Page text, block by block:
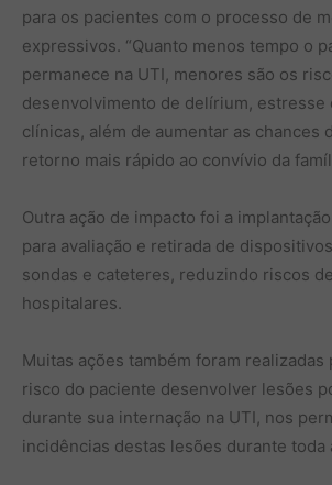
para os pacientes com o processo de
expressivos. “Quanto menos tempo o
permanece na UTI, menores são os
desenvolvimento de delírium, estresse
clínicas, além de aumentar as chances
retorno mais rápido ao convívio da
Outra ação de impacto foi a
para avaliação e retirada de
sondas e cateteres, reduzindo riscos
hospitalares.
Muitas ações também foram realizadas
risco do paciente desenvolver lesões
durante sua internação na UTI, nos
incidências destas lesões durante toda